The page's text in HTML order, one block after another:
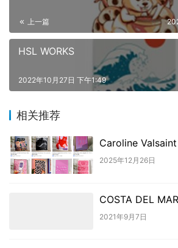
上一篇
HSL WORKS
2022年10月27日 下午1:49
相关推荐
Caroline
2025年12月26日
COSTA DEL
2021年9月7日